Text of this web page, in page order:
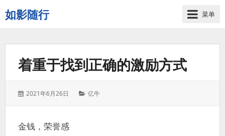
如影随行
如
果
菜单
着重于找到正确的激励方式
发
2021年6月26日
分
亿牛
金钱，荣誉感